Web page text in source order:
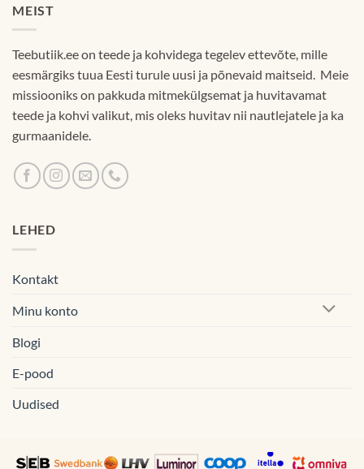
MEIST
Teebutiik.ee on teede ja kohvidega tegelev ettevõte, mille
eesmärgiks tuua Eesti turule uusi ja põnevaid maitseid. Meie
missiooniks on pakkuda mitmekülgsemat ja huvitavamat
teede ja kohvi valikut, mis oleks huvitav nii nautlejatele ja ka
gurmaanidele.
LEHED
Kontakt
Minu konto
Blogi
E-pood
Uudised